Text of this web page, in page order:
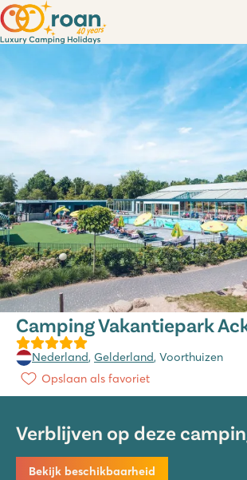
Camping Vakantiepark
Nederland, Gelderland, Voorthuizen
Opslaan als favoriet
Verblijven op deze
Bekijk beschikbaarheid